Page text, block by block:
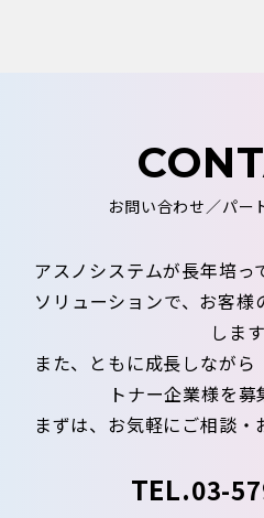
お問い合わせ／パー
アスノシステムが長年培
ソリューションで、お客
します
また、ともに成長しなが
トナー企業様を募
まずは、お気軽にご相談・
TEL.03-